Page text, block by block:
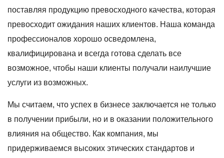
поставляя продукцию превосходного качества, которая
превосходит ожидания наших клиентов. Наша команда
профессионалов хорошо осведомлена,
квалифицирована и всегда готова сделать все
возможное, чтобы наши клиенты получали наилучшие
услуги из возможных.
Мы считаем, что успех в бизнесе заключается не только
в получении прибыли, но и в оказании положительного
влияния на общество. Как компания, мы
придерживаемся высоких этических стандартов и